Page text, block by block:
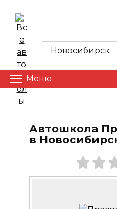
content
Меню
Автошкола
в